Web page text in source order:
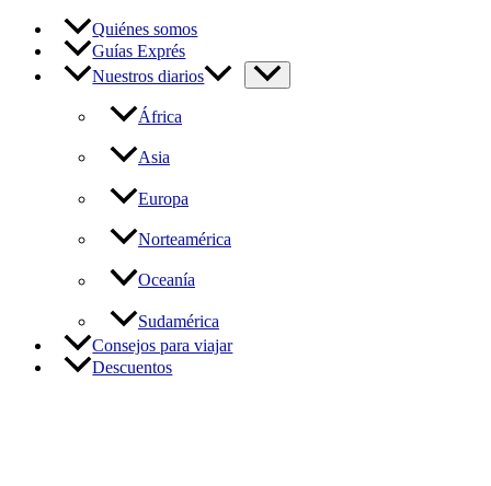
Quiénes somos
Guías Exprés
Nuestros diarios
África
Asia
Europa
Norteamérica
Oceanía
Sudamérica
Consejos para viajar
Descuentos